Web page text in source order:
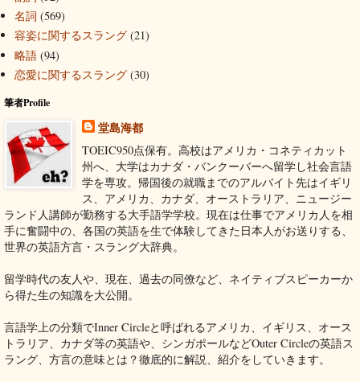
名詞 (569)
容姿に関するスラング (21)
略語 (94)
恋愛に関するスラング (30)
筆者Profile
堂島海都
TOEIC950点保有。高校はアメリカ・コネティカット
州へ、大学はカナダ・バンクーバーへ留学し社会言語
学を専攻。帰国後の就職までのアルバイト先はイギリ
ス、アメリカ、カナダ、オーストラリア、ニュージー
ランド人講師が勤務する大手語学学校。現在は仕事でアメリカ人を相
手に奮闘中の、各国の英語を生で体験してきた日本人がお送りする、
世界の英語方言・スラング大辞典。
留学時代の友人や、現在、過去の同僚など、ネイティブスピーカーか
ら得た生の知識を大公開。
言語学上の分類でInner Circleと呼ばれるアメリカ、イギリス、オース
トラリア、カナダ等の英語や、シンガポールなどOuter Circleの英語ス
ラング、方言の意味とは？徹底的に解説、紹介をしていきます。